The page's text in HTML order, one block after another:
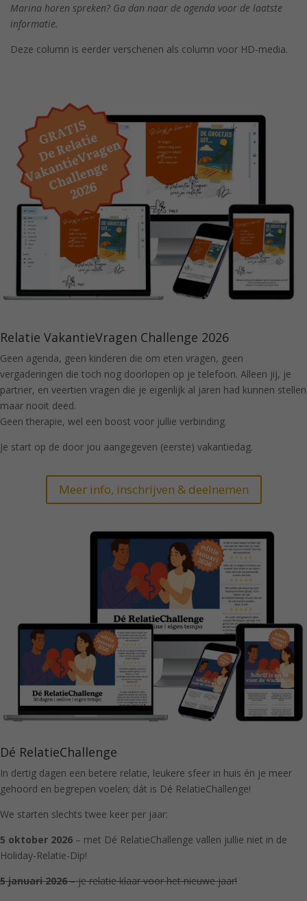
Marina horen spreken? Ga dan naar de agenda voor de laatste
informatie.
Deze column is eerder verschenen als column voor HD-media.
Relatie VakantieVragen Challenge 2026
Geen agenda, geen kinderen die om eten vragen, geen
vergaderingen die toch nog doorlopen op je telefoon. Alleen jij, je
partner, en veertien vragen die je eigenlijk al jaren had kunnen stellen
maar nooit deed.
Geen therapie, wel een boost voor jullie verbinding.
Je start op de door jou aangegeven (eerste) vakantiedag.
Meer info, inschrijven & deelnemen
Dé RelatieChallenge
In dertig dagen een betere relatie, leukere sfeer in huis én je meer
gehoord en begrepen voelen; dát is Dé RelatieChallenge!
We starten slechts twee keer per jaar:
5 oktober 2026 – met Dé RelatieChallenge vallen jullie niet in de
Holiday-Relatie-Dip!
5 januari 2026– je relatie klaar voor het nieuwe jaar!